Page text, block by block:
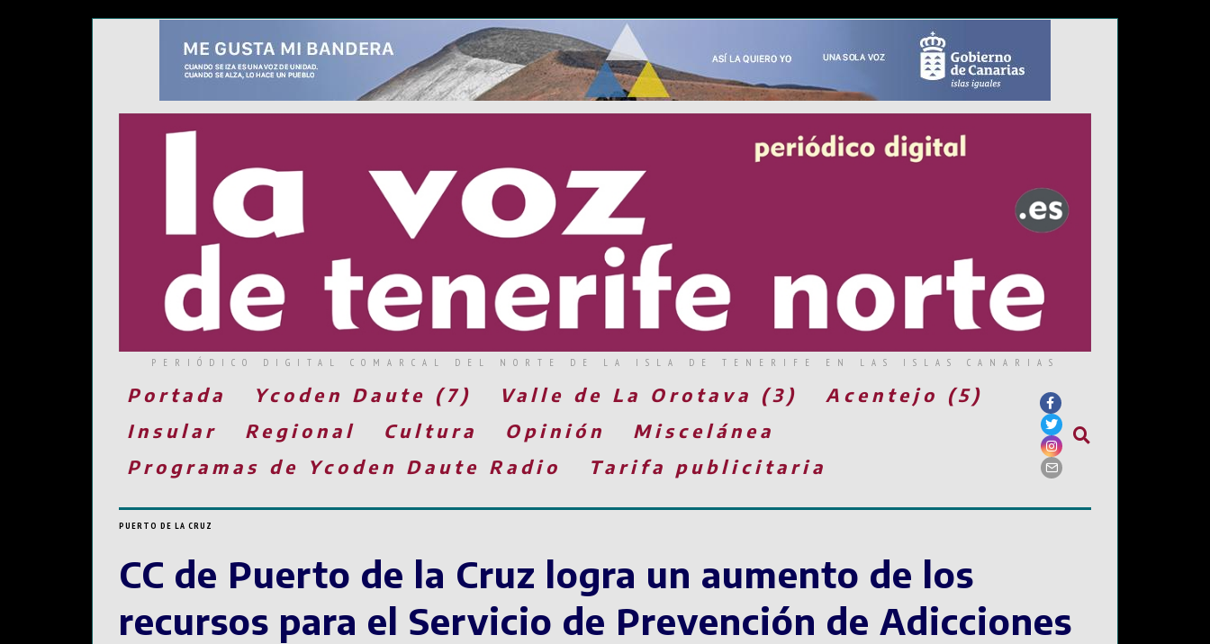
PERIÓDICO DIGITAL COMARCAL DEL NORTE DE LA ISLA DE TENERIFE EN LAS ISLAS CANARIAS
Portada Ycoden Daute (7) Valle de La Orotava (3)
Acentejo (5)
Insular
Regional Cultura Opinión
Miscelánea
Programas de Ycoden Daute Radio
Tarifa publicitaria
PUERTO DE LA CRUZ
CC de Puerto de la Cruz logra un aumento de los
recursos para el Servicio de Prevención de Adicciones